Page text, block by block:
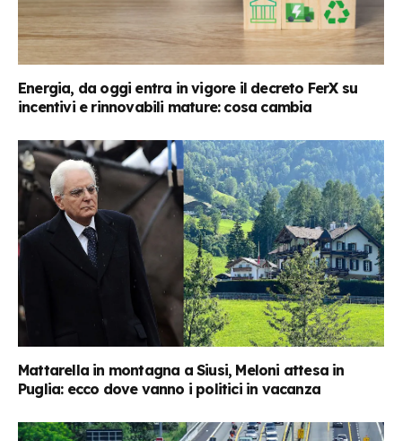
Energia, da oggi entra in vigore il decreto FerX su
incentivi e rinnovabili mature: cosa cambia
Mattarella in montagna a Siusi, Meloni attesa in
Puglia: ecco dove vanno i politici in vacanza